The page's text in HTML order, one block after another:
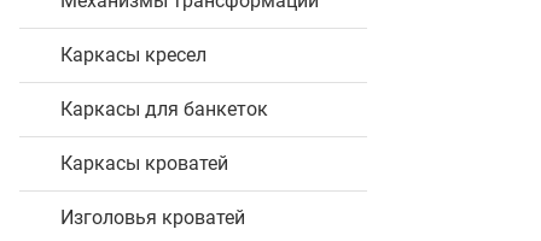
Каркасы кресел
Каркасы для банкеток
Каркасы кроватей
Изголовья кроватей